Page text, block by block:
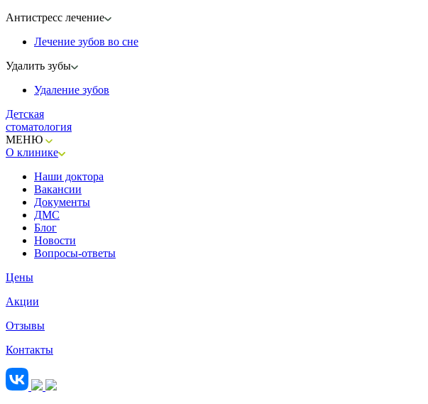
Антистресс лечение
Лечение зубов во сне
Удалить зубы
Удаление зубов
Детская
стоматология
МЕНЮ
О клинике
Наши доктора
Вакансии
Документы
ДМС
Блог
Новости
Вопросы-ответы
Цены
Акции
Отзывы
Контакты